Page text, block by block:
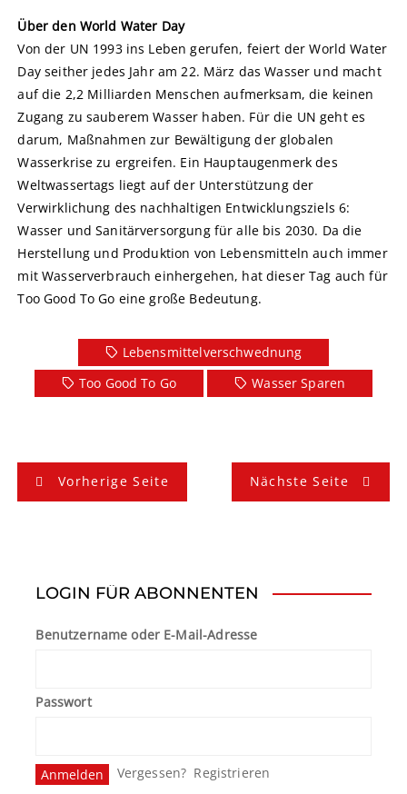
Über den World Water Day
Von der UN 1993 ins Leben gerufen, feiert der World Water
Day seither jedes Jahr am 22. März das Wasser und macht
auf die 2,2 Milliarden Menschen aufmerksam, die keinen
Zugang zu sauberem Wasser haben. Für die UN geht es
darum, Maßnahmen zur Bewältigung der globalen
Wasserkrise zu ergreifen. Ein Hauptaugenmerk des
Weltwassertags liegt auf der Unterstützung der
Verwirklichung des nachhaltigen Entwicklungsziels 6:
Wasser und Sanitärversorgung für alle bis 2030. Da die
Herstellung und Produktion von Lebensmitteln auch immer
mit Wasserverbrauch einhergehen, hat dieser Tag auch für
Too Good To Go eine große Bedeutung.
Lebensmittelverschwednung
Too Good To Go
Wasser Sparen
B
e
Vorherige Seite Nächste Seite
LOGIN FÜR ABONNENTEN
Benutzername oder E-Mail-Adresse
Passwort
Vergessen? Registrieren